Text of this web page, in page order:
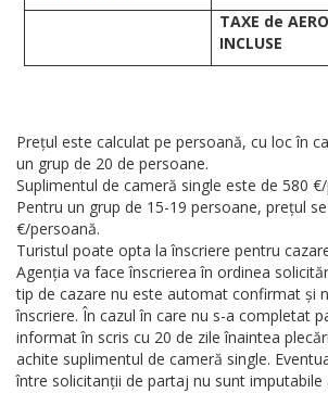
TAXE de
INCLUSE
Prețul este calculat pe persoană, cu loc în
un grup de 20 de persoane.
Suplimentul de cameră single este de 580
Pentru un grup de 15-19 persoane, prețul
€/persoană.
Turistul poate opta la înscriere pentru
Agenția va face înscrierea în ordinea
tip de cazare nu este automat confirmat și
înscriere. În cazul în care nu s-a completat
informat în scris cu 20 de zile înaintea
achite suplimentul de cameră single.
între solicitanții de partaj nu sunt imputabile